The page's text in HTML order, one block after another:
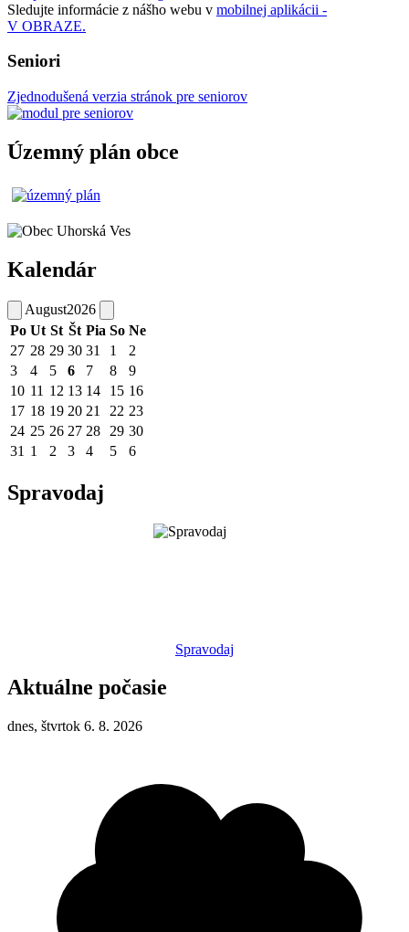
Sledujte informácie z nášho webu v mobilnej aplikácii -
V OBRAZE.
Seniori
Zjednodušená verzia stránok pre seniorov
Územný plán obce
Kalendár
August2026
Po Ut St Št Pia So Ne
27 28 29 30 31 1
2
3
4 5 6 7 8
9
10 11 12 13 14 15 16
17 18 19 20 21 22 23
24 25 26 27 28 29 30
31 1 2 3 4 5 6
Spravodaj
Spravodaj
Aktuálne počasie
dnes, štvrtok 6. 8. 2026